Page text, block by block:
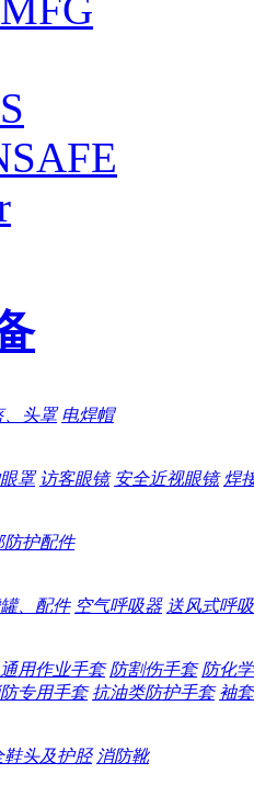
、头罩 电焊帽
罩 访客眼镜 安全近视眼镜 焊
防护配件
、配件 空气呼吸器 送风式呼
通用作业手套 防割伤手套 防化
专用手套 抗油类防护手套 袖套
鞋头及护胫 消防靴